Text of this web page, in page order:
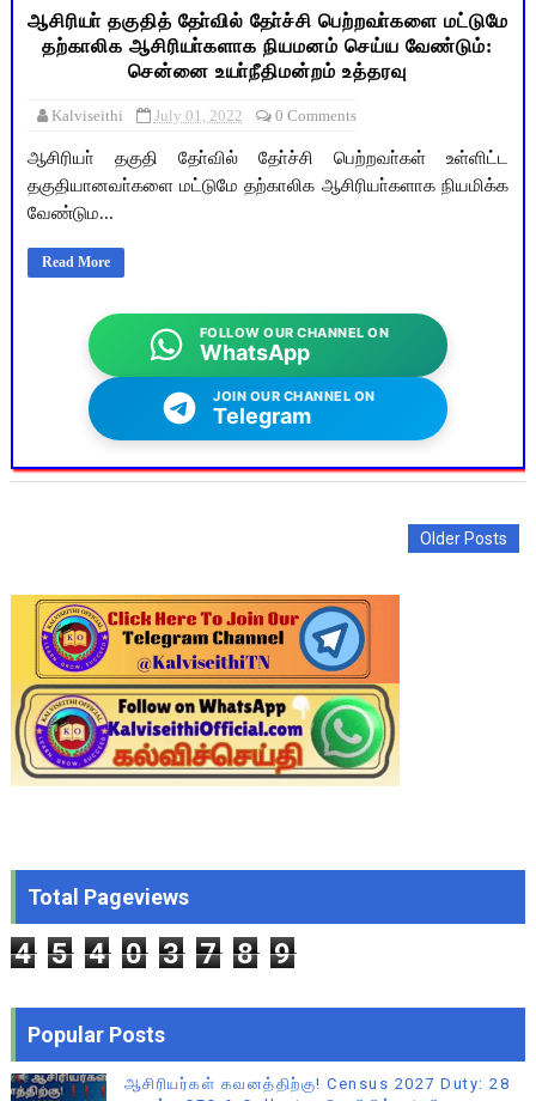
ஆசிரியா் தகுதித் தோ்வில் தோ்ச்சி பெற்றவா்களை மட்டுமே
தற்காலிக ஆசிரியா்களாக நியமனம் செய்ய வேண்டும்:
சென்னை உயா்நீதிமன்றம் உத்தரவு
Kalviseithi July 01, 2022 0 Comments
ஆசிரியா் தகுதி தோ்வில் தோ்ச்சி பெற்றவா்கள் உள்ளிட்ட
தகுதியானவா்களை மட்டுமே தற்காலிக ஆசிரியா்களாக நியமிக்க
வேண்டும...
Read More
FOLLOW OUR CHANNEL ON
WhatsApp
JOIN OUR CHANNEL ON
Telegram
Older Posts
Total Pageviews
4 5 4 0 3 7 8 9
Popular Posts
ஆசிரியர்கள் கவனத்திற்கு! Census 2027 Duty: 28